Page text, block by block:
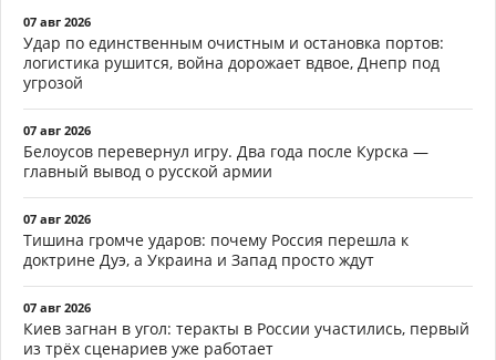
07 авг 2026
Удар по единственным очистным и остановка портов:
логистика рушится, война дорожает вдвое, Днепр под
угрозой
07 авг 2026
Белоусов перевернул игру. Два года после Курска —
главный вывод о русской армии
07 авг 2026
Тишина громче ударов: почему Россия перешла к
доктрине Дуэ, а Украина и Запад просто ждут
07 авг 2026
Киев загнан в угол: теракты в России участились, первый
из трёх сценариев уже работает